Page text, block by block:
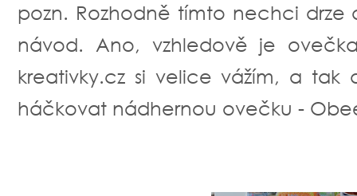
pozn. Rozhodně tímto nechci
návod. Ano, vzhledově je
kreativky.cz si velice vážím, a tak
háčkovat nádhernou ovečku -